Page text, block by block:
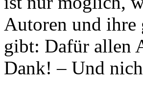
Autoren und ihre
gibt: Dafür allen
Dank! – Und